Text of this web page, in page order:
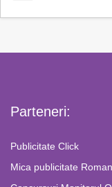
Parteneri:
Publicitate Click
Mica publicitate